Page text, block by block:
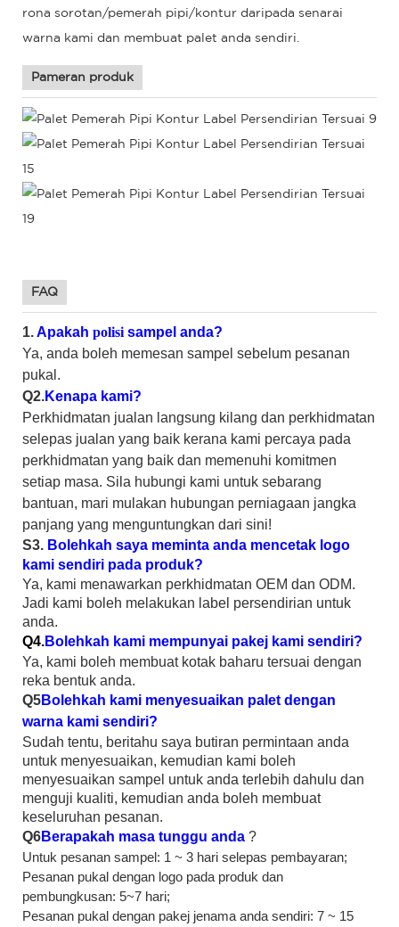
rona sorotan/pemerah pipi/kontur daripada senarai
warna kami dan membuat palet anda sendiri.
Pameran produk
FAQ
1.Apakah polisi sampel anda?
Ya, anda boleh memesan sampel sebelum pesanan
pukal.
Q2.Kenapa kami?
Perkhidmatan jualan langsung kilang dan perkhidmatan
selepas jualan yang baik kerana kami percaya pada
perkhidmatan yang baik dan memenuhi komitmen
setiap masa. Sila hubungi kami untuk sebarang
bantuan, mari mulakan hubungan perniagaan jangka
panjang yang menguntungkan dari sini!
S3. Bolehkah saya meminta anda mencetak logo
kami sendiri pada produk?
Ya, kami menawarkan perkhidmatan OEM dan ODM.
Jadi kami boleh melakukan label persendirian untuk
anda.
Q4.Bolehkah kami mempunyai pakej kami sendiri?
Ya, kami boleh membuat kotak baharu tersuai dengan
reka bentuk anda.
Q5Bolehkah kami menyesuaikan palet dengan
warna kami sendiri?
Sudah tentu, beritahu saya butiran permintaan anda
untuk menyesuaikan, kemudian kami boleh
menyesuaikan sampel untuk anda terlebih dahulu dan
menguji kualiti, kemudian anda boleh membuat
keseluruhan pesanan.
Q6Berapakah masa tunggu anda ?
Untuk pesanan sampel: 1 ~ 3 hari selepas pembayaran;
Pesanan pukal dengan logo pada produk dan
pembungkusan: 5~7 hari;
Pesanan pukal dengan pakej jenama anda sendiri: 7 ~ 15